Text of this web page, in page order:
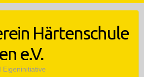
Härtenschule
e.V.
Eigeninitiative